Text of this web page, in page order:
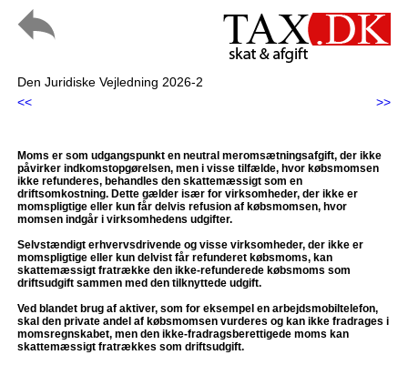
Den Juridiske Vejledning 2026-2
<<
>>
Moms er som udgangspunkt en neutral meromsætningsafgift, der ikke
påvirker indkomstopgørelsen, men i visse tilfælde, hvor købsmomsen
ikke refunderes, behandles den skattemæssigt som en
driftsomkostning. Dette gælder især for virksomheder, der ikke er
momspligtige eller kun får delvis refusion af købsmomsen, hvor
momsen indgår i virksomhedens udgifter.
Selvstændigt erhvervsdrivende og visse virksomheder, der ikke er
momspligtige eller kun delvist får refunderet købsmoms, kan
skattemæssigt fratrække den ikke-refunderede købsmoms som
driftsudgift sammen med den tilknyttede udgift.
Ved blandet brug af aktiver, som for eksempel en arbejdsmobiltelefon,
skal den private andel af købsmomsen vurderes og kan ikke fradrages i
momsregnskabet, men den ikke-fradragsberettigede moms kan
skattemæssigt fratrækkes som driftsudgift.